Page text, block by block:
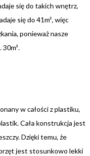
się do takich wnętrz,
się do 41m², więc
ponieważ nasze
w całości z plastiku,
Cała konstrukcja jest
Dzięki temu, że
jest stosunkowo lekki